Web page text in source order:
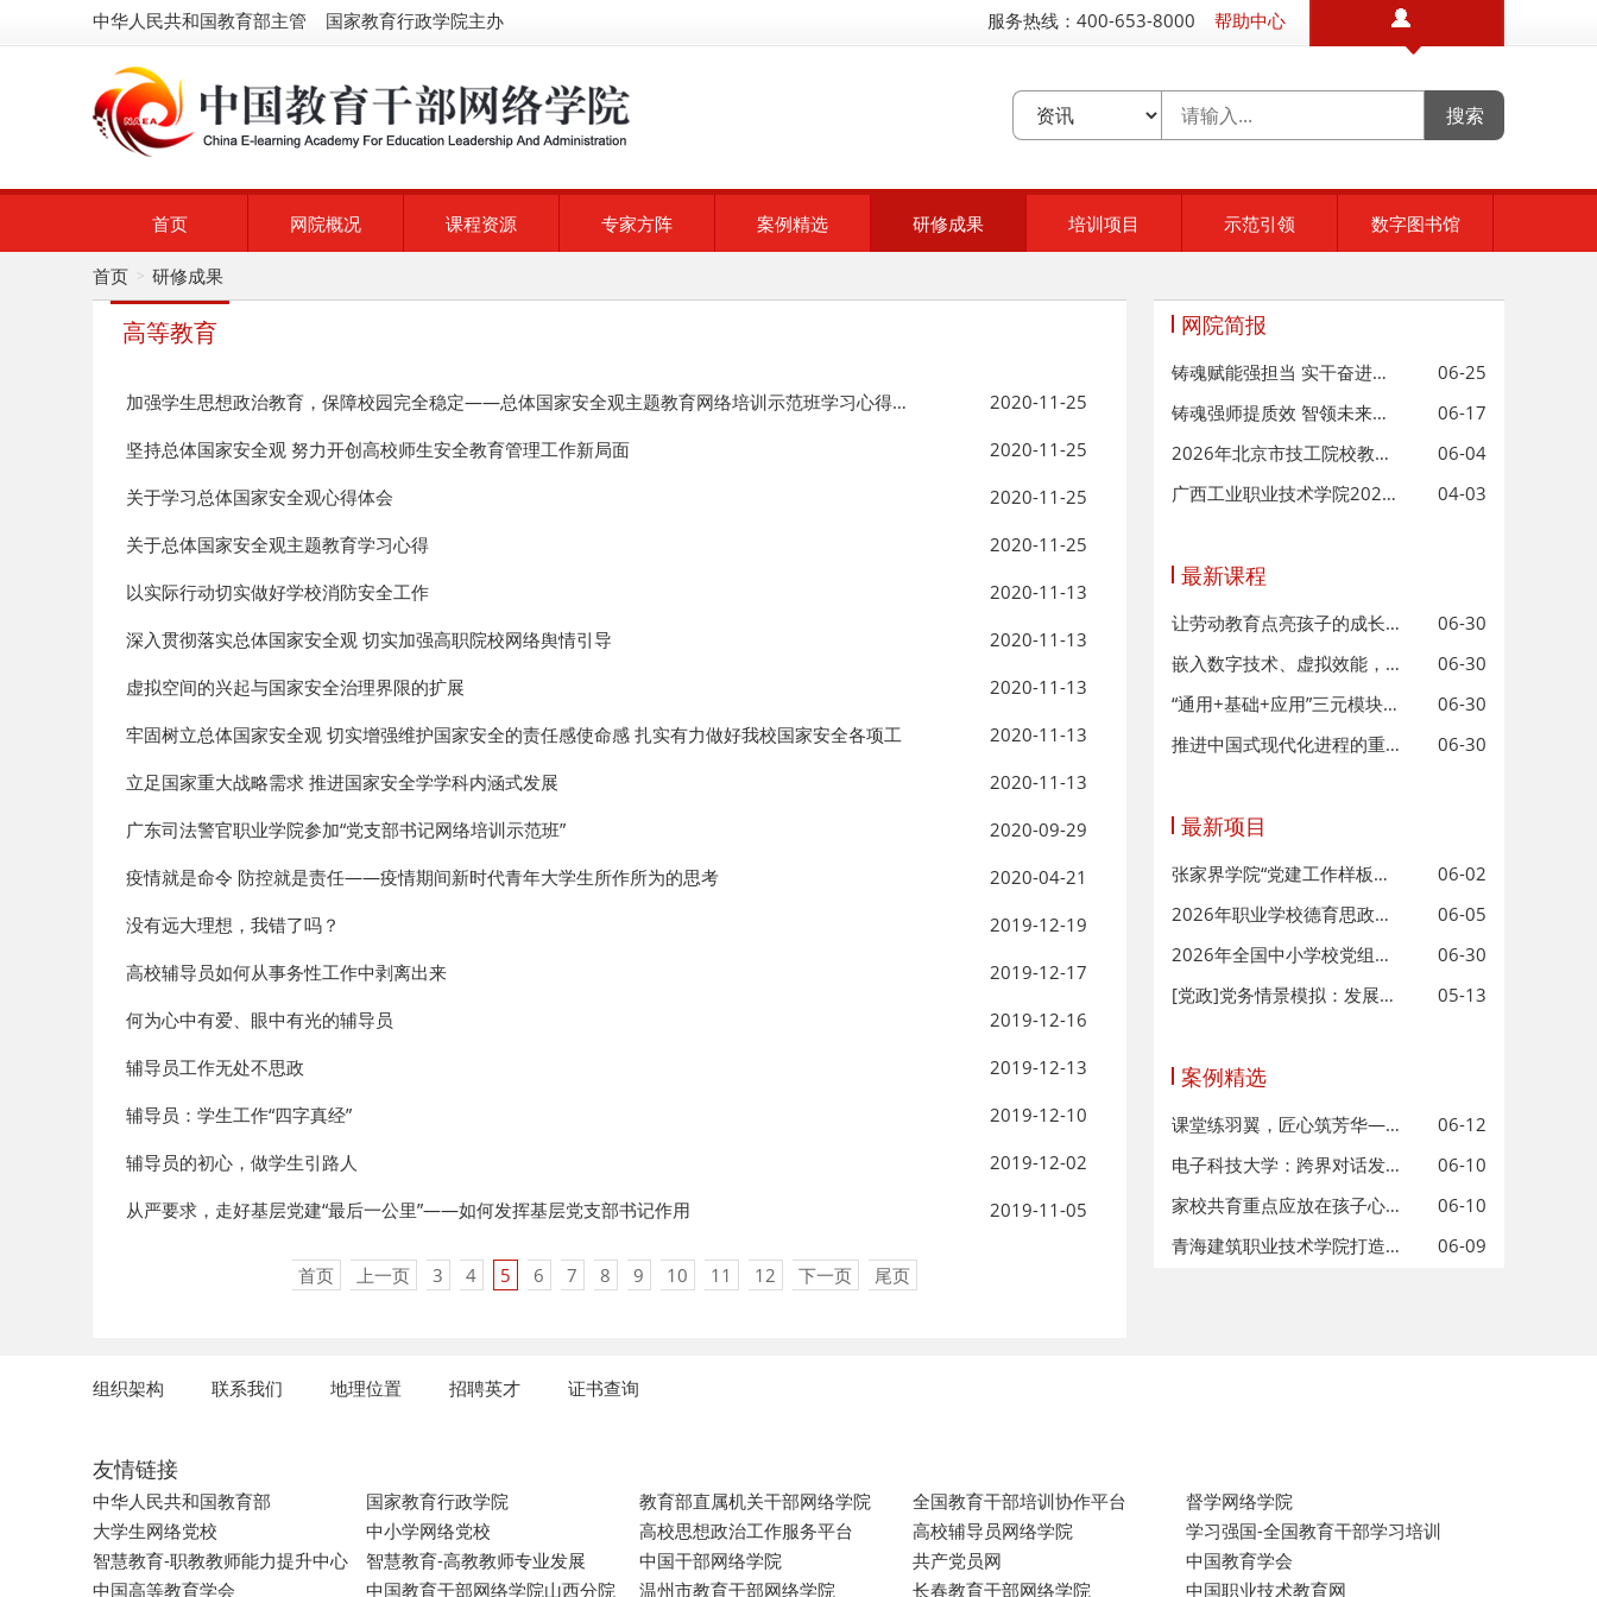
中华人民共和国教育部主管 国家教育行政学院主办 服务热线：400-653-8000 帮助中心
首页 网院概况 课程资源 专家方阵 案例精选 研修成果 培训项目 示范引领 数字图书馆
首页 > 研修成果
高等教育
2020-11-25
加强学生思想政治教育，保障校园完全稳定——总体国家安全观主题教育网络培训示范班学习心得体会
2020-11-25
坚持总体国家安全观 努力开创高校师生安全教育管理工作新局面
2020-11-25
关于学习总体国家安全观心得体会
2020-11-25
关于总体国家安全观主题教育学习心得
2020-11-13
以实际行动切实做好学校消防安全工作
2020-11-13
深入贯彻落实总体国家安全观 切实加强高职院校网络舆情引导
2020-11-13
虚拟空间的兴起与国家安全治理界限的扩展
2020-11-13
牢固树立总体国家安全观 切实增强维护国家安全的责任感使命感 扎实有力做好我校国家安全各项工
2020-11-13
立足国家重大战略需求 推进国家安全学学科内涵式发展
2020-09-29
广东司法警官职业学院参加“党支部书记网络培训示范班”
2020-04-21
疫情就是命令 防控就是责任——疫情期间新时代青年大学生所作所为的思考
2019-12-19
没有远大理想，我错了吗？
2019-12-17
高校辅导员如何从事务性工作中剥离出来
2019-12-16
何为心中有爱、眼中有光的辅导员
2019-12-13
辅导员工作无处不思政
2019-12-10
辅导员：学生工作“四字真经”
2019-12-02
辅导员的初心，做学生引路人
2019-11-05
从严要求，走好基层党建“最后一公里”——如何发挥基层党支部书记作用
首页 上一页 3 4 5 6 7 8 9 10 11 12 下一页 尾页
网院简报
06-25
铸魂赋能强担当 实干奋进启新程—
06-17
铸魂强师提质效 智领未来赋新能—
06-04
2026年北京市技工院校教师数字素养
04-03
广西工业职业技术学院2026年师德师
最新课程
06-30
让劳动教育点亮孩子的成长之路
06-30
嵌入数字技术、虚拟效能，思政课教师
06-30
“通用+基础+应用”三元模块化课程
06-30
推进中国式现代化进程的重要规划—
最新项目
06-02
张家界学院“党建工作样板支部”指
06-05
2026年职业学校德育思政和安全管理
06-30
2026年全国中小学校党组织书记网络
05-13
[党政]党务情景模拟：发展党员工作流
案例精选
06-12
课堂练羽翼，匠心筑芳华——开阳县第
06-10
电子科技大学：跨界对话发现行业新机
06-10
家校共育重点应放在孩子心灵成长上
06-09
青海建筑职业技术学院打造高原本土
组织架构 联系我们 地理位置 招聘英才 证书查询
友情链接
中华人民共和国教育部 国家教育行政学院 教育部直属机关干部网络学院 全国教育干部培训协作平台
督学网络学院
大学生网络党校
中小学网络党校 高校思想政治工作服务平台 高校辅导员网络学院
学习强国-全国教育干部学习培训
智慧教育-职教教师能力提升中心
智慧教育-高教教师专业发展 中国干部网络学院 共产党员网
中国教育学会
中国高等教育学会
中国教育干部网络学院山西分院 温州市教育干部网络学院 长春教育干部网络学院 中国职业技术教育网